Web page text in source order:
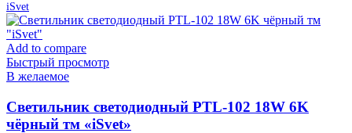
iSvet
Add to compare
Быстрый просмотр
В желаемое
Cветильник светодиодный PTL-102 18W 6K
чёрный тм «iSvet»